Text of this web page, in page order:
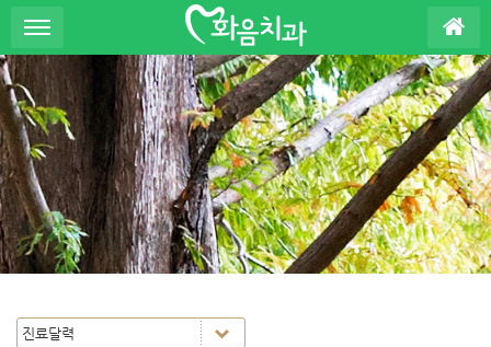
S
u
b
P
o
m
o
t
i